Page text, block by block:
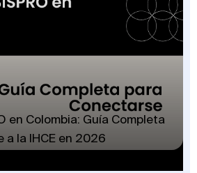
en Colombia: Guía Completa
a la IHCE en 2026